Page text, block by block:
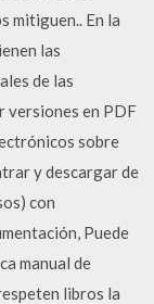
mitiguen.. En la
las
de las
versiones en PDF
sobre
y descargar de
con
Puede
manual de
libros la